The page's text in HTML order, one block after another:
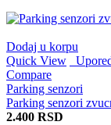
Dodaj u korpu
Quick View
Compare
Parking senzori
Parking senzori
2.400 RSD